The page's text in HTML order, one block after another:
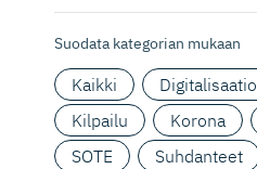
Suodata kategorian mukaan
Kaikki Digitalisaatio
Kilpailu
Korona
SOTE
Suhdanteet